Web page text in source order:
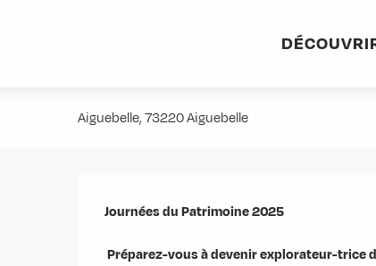
Aiguebelle, 73220 Aiguebelle
Description
Journées du Patrimoine 2025
Préparez-vous à devenir explorateur-trice du patrimoine ! Pendant tout un week-end, des musées,